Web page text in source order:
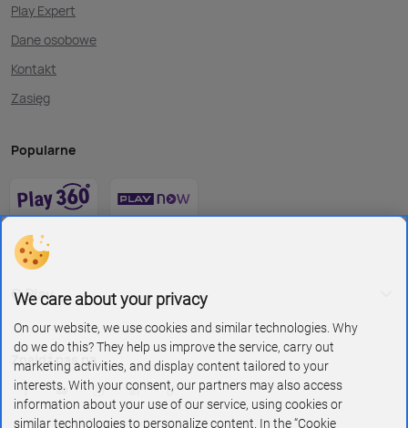
Play Expert
Dane osobowe
Kontakt
Zasięg
Popularne
O Play
Znajdź nas na
We care about your privacy
On our website, we use cookies and similar technologies. Why
do we do this? They help us improve the service, carry out
marketing activities, and display content tailored to your
interests. With your consent, our partners may also access
information about your use of our service, using cookies or
similar technologies to personalize content. In the “Cookie